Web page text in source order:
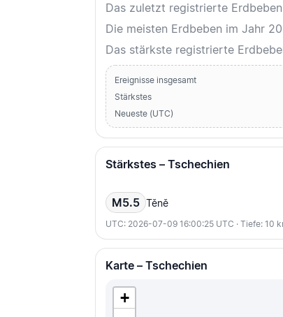
Das zuletzt registrierte
Die meisten Erdbeben im Jahr
Das stärkste registrierte
Ereignisse insgesamt
Stärkstes
Neueste (UTC)
Stärkstes – Tschechien
M5.5 Těně
UTC: 2026-07-09 16:00:25 UTC · Tiefe: 10
Karte – Tschechien
+